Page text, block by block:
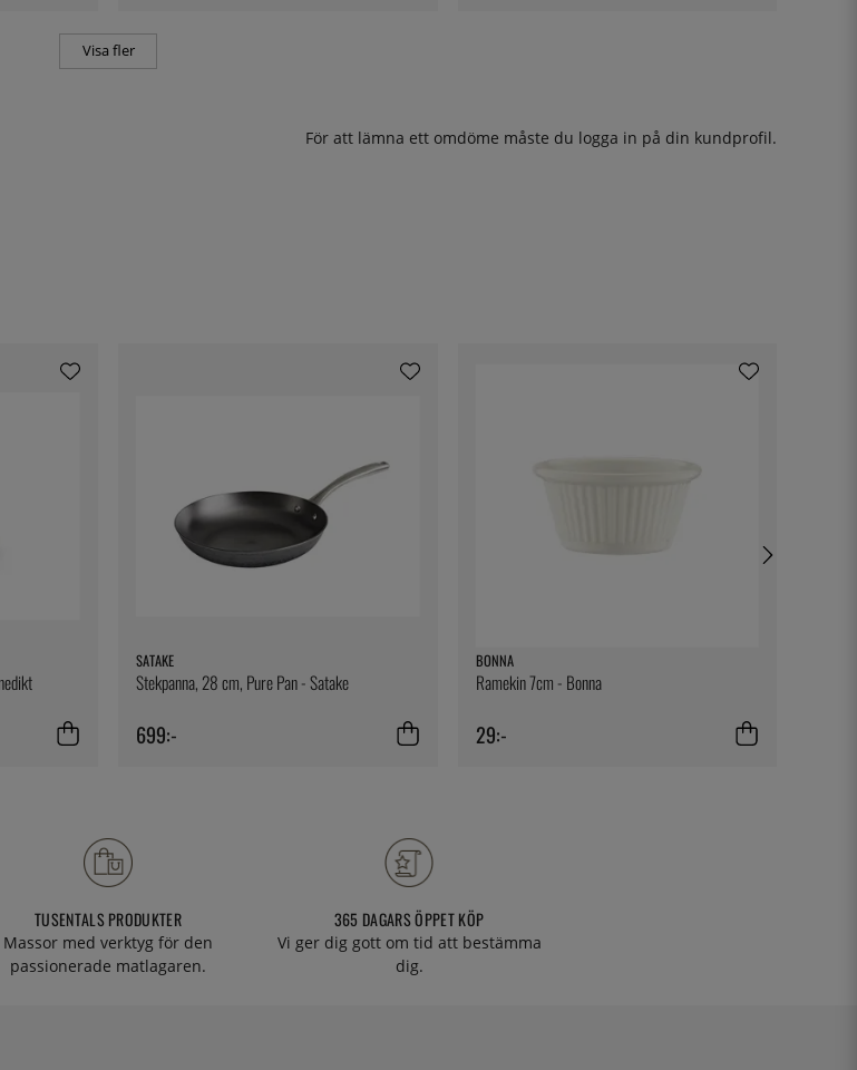
Visa fler
För att lämna ett omdöme måste du logga in på din kundprofil.
SATAKE
Stekpanna, 28 cm, Pure Pan - Satake
699:-
BONNA
Ramekin 7cm - Bonna
29:-
TUSENTALS PRODUKTER
Massor med verktyg för den
passionerade matlagaren.
365 DAGARS ÖPPET KÖP
Vi ger dig gott om tid att bestämma
dig.